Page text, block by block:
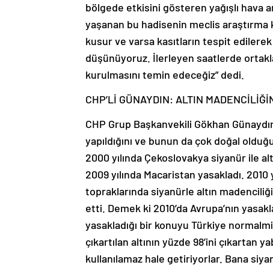
bölgede etkisini gösteren yağışlı hava
yaşanan bu hadisenin meclis
kusur ve varsa kasıtların tespit
düşünüyoruz. İlerleyen saatlerde
kurulmasını temin edeceğiz” dedi.
CHP’Lİ GÜNAYDIN: ALTIN
CHP Grup Başkanvekili Gökhan
yapıldığını ve bunun da çok doğal
2000 yılında Çekoslovakya siyanür ile
2009 yılında Macaristan yasakladı.
topraklarında siyanürle altın
etti. Demek ki 2010’da Avrupa’nın
yasakladığı bir konuyu Türkiye
çıkartılan altının yüzde 98’ini çıkartan
kullanılamaz hale getiriyorlar. Bana